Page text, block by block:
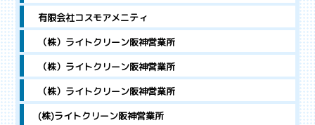
有限会社コスモアメニティ
（株）ライトクリーン阪神営業所
（株）ライトクリーン阪神営業所
（株）ライトクリーン阪神営業所
(株)ライトクリーン阪神営業所